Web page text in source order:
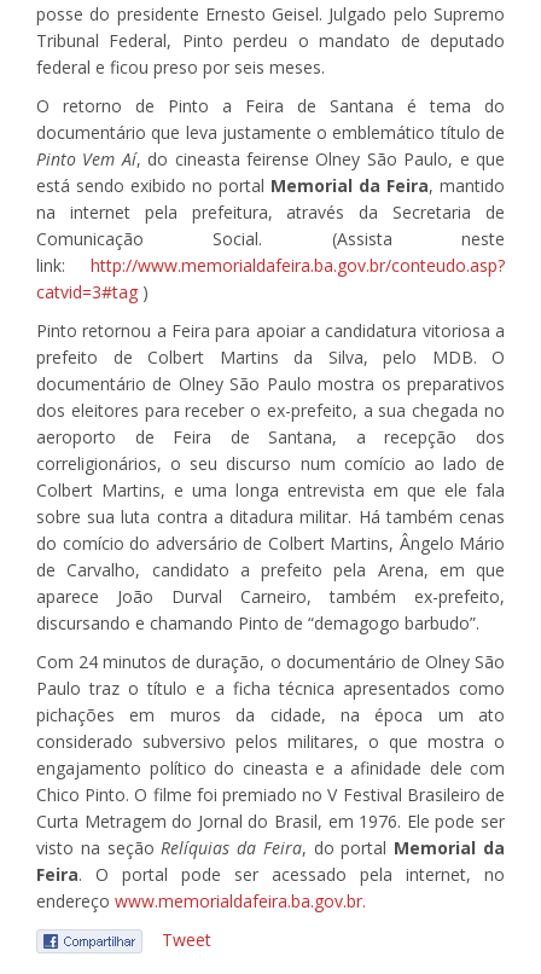
posse do presidente Ernesto Geisel. Julgado pelo Supremo
Tribunal Federal, Pinto perdeu o mandato de deputado
federal e ficou preso por seis meses.
O retorno de Pinto a Feira de Santana é tema do
documentário que leva justamente o emblemático título de
Pinto Vem Aí, do cineasta feirense Olney São Paulo, e que
está sendo exibido no portal Memorial da Feira, mantido
na internet pela prefeitura, através da Secretaria de
Comunicação Social. (Assista neste
link: http://www.memorialdafeira.ba.gov.br/conteudo.asp?
catvid=3#tag )
Pinto retornou a Feira para apoiar a candidatura vitoriosa a
prefeito de Colbert Martins da Silva, pelo MDB. O
documentário de Olney São Paulo mostra os preparativos
dos eleitores para receber o ex-prefeito, a sua chegada no
aeroporto de Feira de Santana, a recepção dos
correligionários, o seu discurso num comício ao lado de
Colbert Martins, e uma longa entrevista em que ele fala
sobre sua luta contra a ditadura militar. Há também cenas
do comício do adversário de Colbert Martins, Ângelo Mário
de Carvalho, candidato a prefeito pela Arena, em que
aparece João Durval Carneiro, também ex-prefeito,
discursando e chamando Pinto de “demagogo barbudo”.
Com 24 minutos de duração, o documentário de Olney São
Paulo traz o título e a ficha técnica apresentados como
pichações em muros da cidade, na época um ato
considerado subversivo pelos militares, o que mostra o
engajamento político do cineasta e a afinidade dele com
Chico Pinto. O filme foi premiado no V Festival Brasileiro de
Curta Metragem do Jornal do Brasil, em 1976. Ele pode ser
visto na seção Relíquias da Feira, do portal Memorial da
Feira. O portal pode ser acessado pela internet, no
endereço www.memorialdafeira.ba.gov.br.
Tweet